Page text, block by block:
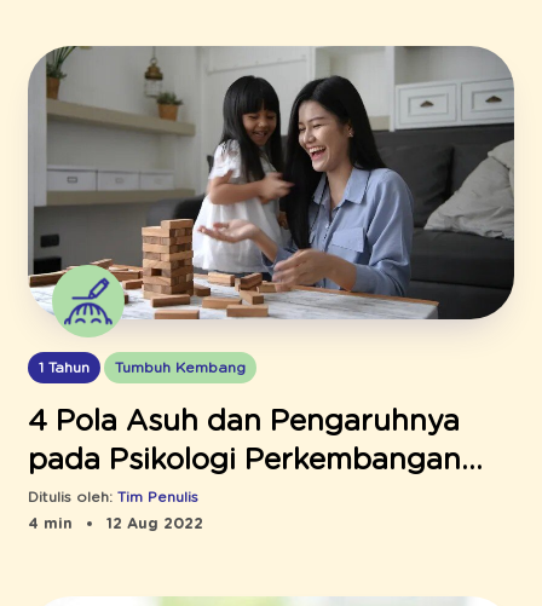
1 Tahun Tumbuh Kembang
4 Pola Asuh dan Pengaruhnya
pada Psikologi Perkembangan
Anak Usia 1-3, Mana yang
Terbaik?
Ditulis oleh: Tim Penulis
4 min
12 Aug 2022